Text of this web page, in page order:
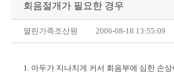
회음절개가 필요한 경우
열린가족조산원 2006-08-18 13:55:09
1. 아두가 지나치게 커서 회음부에 심한 손상